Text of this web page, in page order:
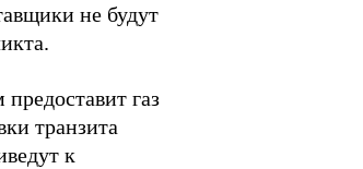
не будут
газ
транзита
к